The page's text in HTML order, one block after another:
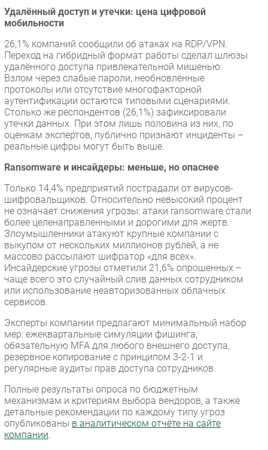
Удалённый доступ и утечки: цена цифровой
мобильности
26,1% компаний сообщили об атаках на RDP/VPN.
Переход на гибридный формат работы сделал шлюзы
удалённого доступа привлекательной мишенью.
Взлом через слабые пароли, необновлённые
протоколы или отсутствие многофакторной
аутентификации остаются типовыми сценариями.
Столько же респондентов (26,1%) зафиксировали
утечки данных. При этом лишь половина из них, по
оценкам экспертов, публично признают инциденты –
реальные цифры могут быть выше.
Ransomware и инсайдеры: меньше, но опаснее
Только 14,4% предприятий пострадали от вирусов-
шифровальщиков. Относительно невысокий процент
не означает снижения угрозы: атаки ransomware стали
более целенаправленными и дорогими для жертв.
Злоумышленники атакуют крупные компании с
выкупом от нескольких миллионов рублей, а не
массово рассылают шифратор «для всех».
Инсайдерские угрозы отметили 21,6% опрошенных –
чаще всего это случайный слив данных сотрудником
или использование неавторизованных облачных
сервисов.
Эксперты компании предлагают минимальный набор
мер: ежеквартальные симуляции фишинга,
обязательную MFA для любого внешнего доступа,
резервное копирование с принципом 3-2-1 и
регулярные аудиты прав доступа сотрудников.
Полные результаты опроса по бюджетным
механизмам и критериям выбора вендоров, а также
детальные рекомендации по каждому типу угроз
опубликованы в аналитическом отчёте на сайте
компании